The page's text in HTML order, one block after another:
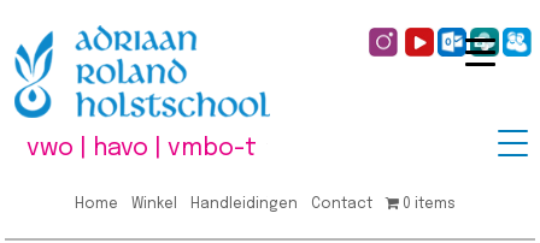
vwo | havo | vmbo-t
Home Winkel Handleidingen Contact 0 items